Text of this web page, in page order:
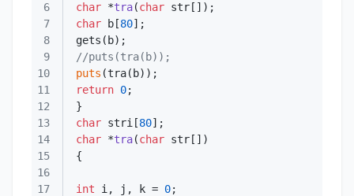
6
char *tra(char str[])
7
char b[80
8
9
//puts(tra(b));
10
puts
11
return 0
12
13
char stri[80
14
char *tra(char str[])
15
16
17
int i, j, k = 0